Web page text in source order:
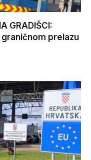
GRADIŠCI:
prelazu